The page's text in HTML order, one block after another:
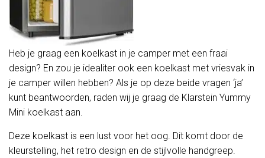
Heb je graag een koelkast in je camper met een fraai
design? En zou je idealiter ook een koelkast met vriesvak in
je camper willen hebben? Als je op deze beide vragen ‘ja’
kunt beantwoorden, raden wij je graag de Klarstein Yummy
Mini koelkast aan.
Deze koelkast is een lust voor het oog. Dit komt door de
kleurstelling, het retro design en de stijlvolle handgreep.